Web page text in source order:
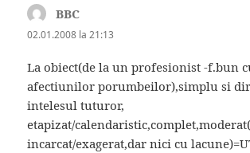
BBC
02.01.2008 la 21:13
La obiect(de la un profesionist -f.bun
afectiunilor porumbeilor),simplu si
intelesul tuturor,
etapizat/
incarcat/exagerat,dar nici cu